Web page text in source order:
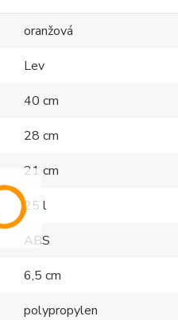
oranžová
Lev
40 cm
28 cm
21 cm
25 l
ABS
6,5 cm
polypropylen